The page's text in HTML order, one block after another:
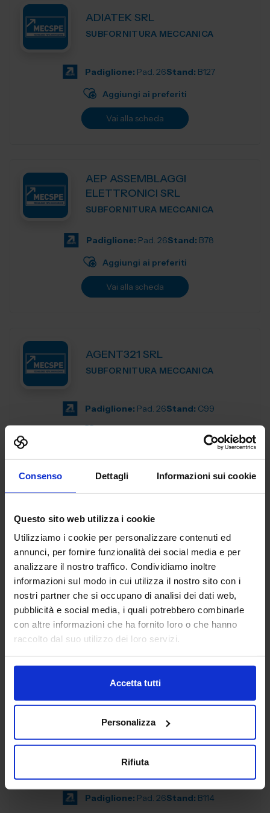
Consenso Dettagli Informazioni sui cookie
Questo sito web utilizza i cookie
Utilizziamo i cookie per personalizzare contenuti ed
annunci, per fornire funzionalità dei social media e per
analizzare il nostro traffico. Condividiamo inoltre
informazioni sul modo in cui utilizza il nostro sito con i
nostri partner che si occupano di analisi dei dati web,
pubblicità e social media, i quali potrebbero combinarle
con altre informazioni che ha fornito loro o che hanno
raccolto dal suo utilizzo dei loro servizi.
Accetta tutti
Personalizza
Rifiuta
ADIATEK SRL
SUBFORNITURA MECCANICA
Padiglione: Pad. 26Stand: B127
Aggiungi ai preferiti
Vai alla scheda
AEP ASSEMBLAGGI
ELETTRONICI SRL
SUBFORNITURA MECCANICA
Padiglione: Pad. 26Stand: B78
Aggiungi ai preferiti
Vai alla scheda
AGENT321 SRL
SUBFORNITURA MECCANICA
Padiglione: Pad. 26Stand: C99
AL.EA. SRL
SUBFORNITURA MECCANICA
Dal 2005, AL. EA è un punto di riferimento nell'industria
manifatturiera industriale, offrendo servizi di terze parti
progettati per soddisfare le esigenze delle aziende
moderne. Con una f...
Padiglione: Pad. 26 Stand:B57
ALEX SPA
MATERIALI NON FERROSI E LEGHE
Padiglione: Pad. 26Stand: B114